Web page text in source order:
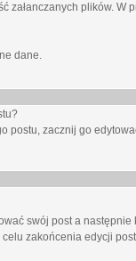
załanczanych plików.
dane.
postu, zacznij go
swój post a
celu zakońcenia edycji